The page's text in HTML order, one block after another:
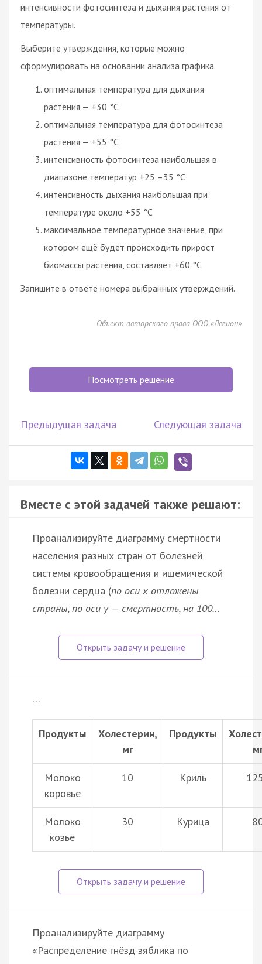
интенсивности фотосинтеза и дыхания растения от
температуры.
Выберите утверждения, которые можно
сформулировать на основании анализа графика.
оптимальная температура для дыхания
растения — +30 °C
оптимальная температура для фотосинтеза
растения — +55 °C
интенсивность фотосинтеза наибольшая в
диапазоне температур +25 –35 °C
интенсивность дыхания наибольшая при
температуре около +55 °C
максимальное температурное значение, при
котором ещё будет происходить прирост
биомассы растения, составляет +60 °C
Запишите в ответе номера выбранных утверждений.
Объект авторского права ООО «Легион»
Посмотреть решение
Предыдущая задача Следующая задача
Вместе с этой задачей также решают:
Проанализируйте диаграмму смертности
населения разных стран от болезней
системы кровообращения и ишемической
болезни сердца (по оси x отложены
страны, по оси у — смертность, на 100…
…
Продукты
Холестерин,
мг
Продукты
Молоко
коровье
10 Криль
Молоко
козье
30 Курица
Проанализируйте диаграмму
«Распределение гнёзд зяблика по